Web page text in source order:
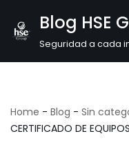
Saltar
Blog HSE
Seguridad a cada
Home - Blog - Sin
CERTIFICADO DE